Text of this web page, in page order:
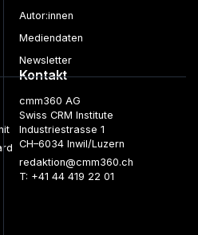
Autor:innen
Mediendaten
Newsletter
Kontakt
cmm360 AG
Swiss CRM Institute
Industriestrasse 1
CH–6034 Inwil/Luzern
redaktion@cmm360.ch
T: +41 44 419 22 01